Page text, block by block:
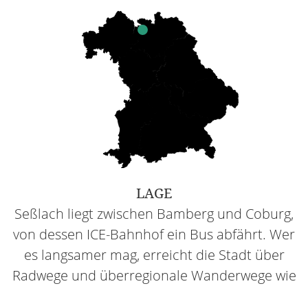
LAGE
Seßlach liegt zwischen Bamberg und Coburg,
von dessen ICE-Bahnhof ein Bus abfährt. Wer
es langsamer mag, erreicht die Stadt über
Radwege und überregionale Wanderwege wie